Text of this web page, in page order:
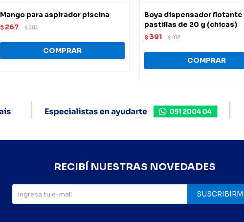
Mango para aspirador piscina
$ 267 $281
Boya dispensador flotante
pastillas de 20 g (chicas)
$ 391 $412
RECIBÍ NUESTRAS NOVEDADES